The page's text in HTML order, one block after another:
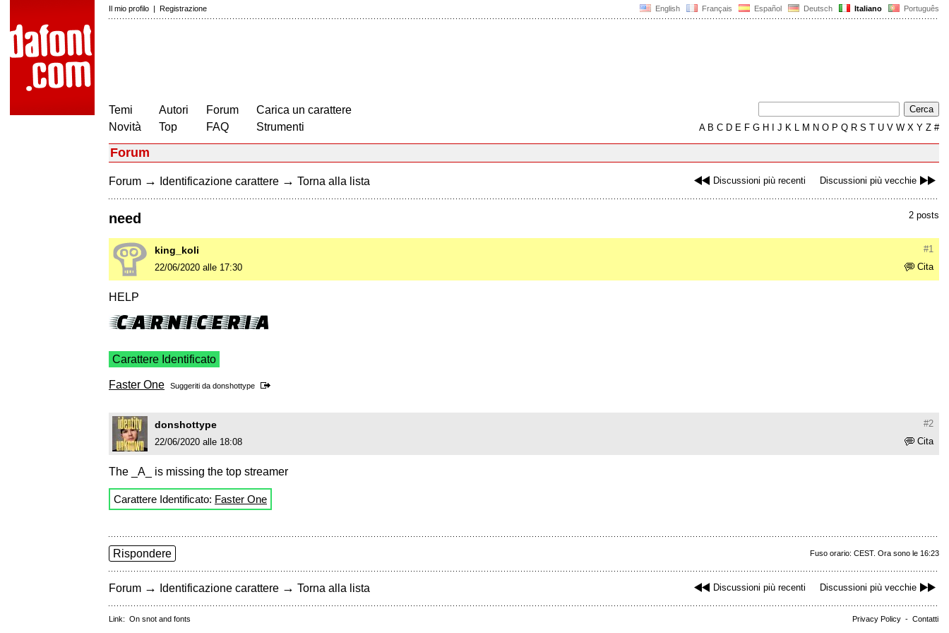
English Français Español Deutsch Italiano Português
Il mio profilo | Registrazione
Temi
Novità
Autori
Top
Forum
FAQ
Carica un carattere
Strumenti
AB C D E F G H J K L M N O P Q R S T U V W X Y Z #
Forum
Discussioni più recenti Discussioni più vecchie
Forum → Identificazione carattere → Torna alla lista
2 posts
need
#1
king_koli
Cita
22/06/2020 alle 17:30
HELP
Carattere Identificato
Faster One Suggeriti da donshottype
#2
donshottype
Cita
22/06/2020 alle 18:08
The _A_ is missing the top streamer
Carattere Identificato: Faster One
Fuso orario: CEST. Ora sono le 16:23
Rispondere
Discussioni più recenti Discussioni più vecchie
Forum → Identificazione carattere → Torna alla lista
Privacy Policy - Contatti
Link: On snot and fonts